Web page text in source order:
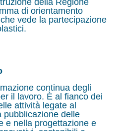
della Regione
di orientamento
vede la partecipazione
continua degli
il lavoro. È al fianco dei
attività legate al
pubblicazione delle
e nella progettazione e